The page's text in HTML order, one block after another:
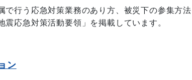
行う応急対策業務のあり方、被災下の参集方法
応急対策活動要領」を掲載しています。
ン